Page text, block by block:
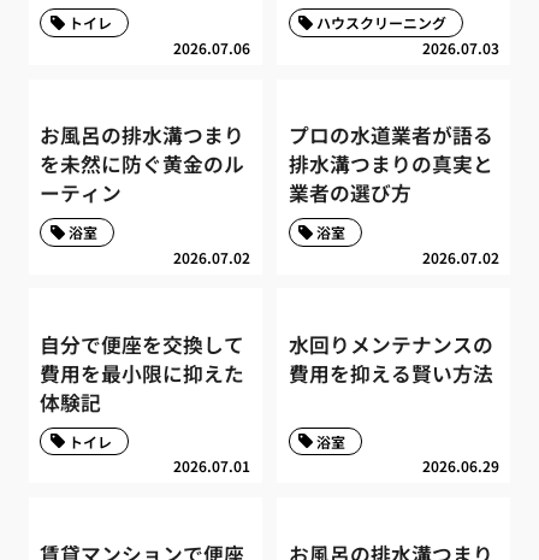
2026.07.06
トイレ
2026.07.03
ハウスクリーニング
お風呂の排水溝つまり
を未然に防ぐ黄金のル
ーティン
2026.07.02
浴室
プロの水道業者が語る
排水溝つまりの真実と
業者の選び方
2026.07.02
浴室
自分で便座を交換して
費用を最小限に抑えた
体験記
2026.07.01
トイレ
水回りメンテナンスの
費用を抑える賢い方法
2026.06.29
浴室
賃貸マンションで便座
お風呂の排水溝つまり